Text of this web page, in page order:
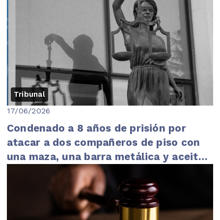
Tribunal
17/06/2026
Condenado a 8 años de prisión por
atacar a dos compañeros de piso con
una maza, una barra metálica y aceite